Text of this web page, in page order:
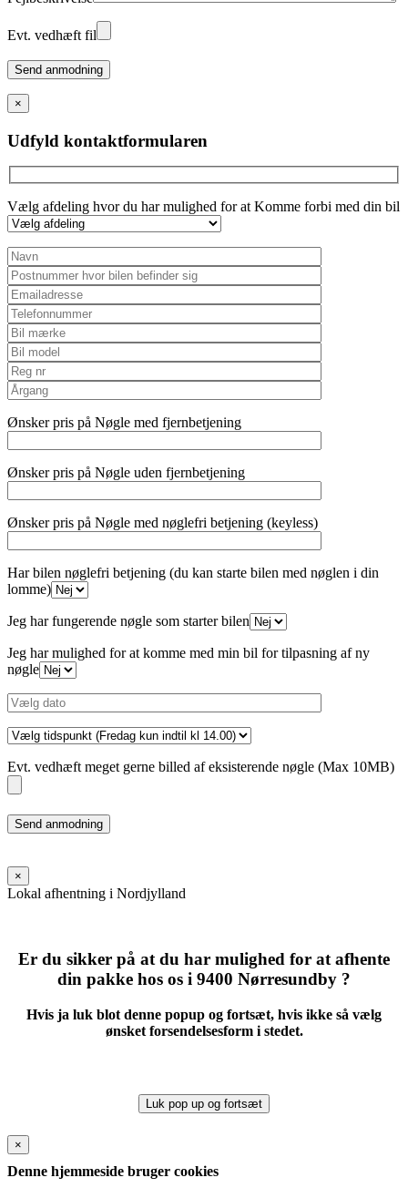
Evt. vedhæft fil
Please
leave
this
field
empty.
×
Udfyld kontaktformularen
Vælg afdeling hvor du har mulighed for at Komme forbi med din bil
Ønsker pris på Nøgle med fjernbetjening
Ønsker pris på Nøgle uden fjernbetjening
Ønsker pris på Nøgle med nøglefri betjening (keyless)
Har bilen nøglefri betjening (du kan starte bilen med nøglen i din
lomme)
Jeg har fungerende nøgle som starter bilen
Jeg har mulighed for at komme med min bil for tilpasning af ny
nøgle
Evt. vedhæft meget gerne billed af eksisterende nøgle (Max 10MB)
Please
leave
field
empty.
×
Lokal afhentning i Nordjylland
Er du sikker på at du har mulighed for at afhente
din pakke hos os i 9400 Nørresundby ?
Hvis ja luk blot denne popup og fortsæt, hvis ikke så vælg
ønsket forsendelsesform i stedet.
Luk pop up og fortsæt
×
Denne hjemmeside bruger cookies